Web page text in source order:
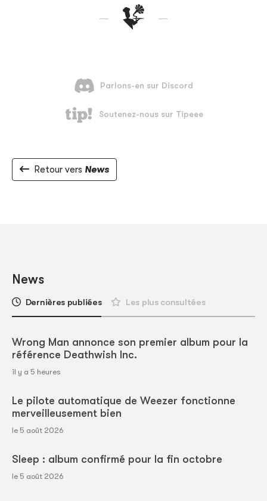
Retour vers News
News
Dernières publiées Les plus consultées
Wrong Man annonce son premier album pour la
référence Deathwish Inc.
il y a 5 heures
Le pilote automatique de Weezer fonctionne
merveilleusement bien
le 5 août 2026
Sleep : album confirmé pour la fin octobre
le 5 août 2026